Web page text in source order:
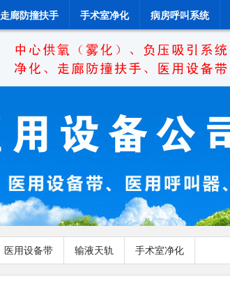
走廊防撞扶手 手术室净化 病房呼叫系统
医用设备带 输液天轨 手术室净化